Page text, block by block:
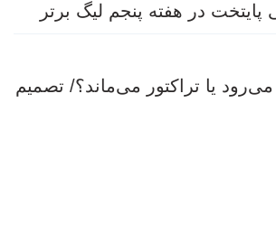
پایتخت در هفته پنجم لیگ برتر
می‌رود یا تراکتور می‌ماند؟/ تصمیم